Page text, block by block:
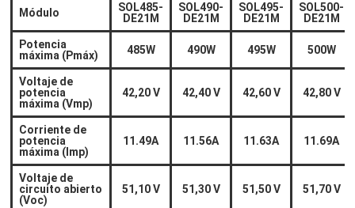
Módulo
SOL485-
DE21M
SOL490-
DE21M
SOL495-
DE21M
SOL500-
DE21M
Potencia
máxima (Pmáx)
485W 490W 495W 500W
Voltaje de
potencia
máxima (Vmp)
42,20 V 42,40 V 42,60 V 42,80 V
Corriente de
potencia
máxima (Imp)
11.49A 11.56A 11.63A 11.69A
Voltaje de
circuito abierto
(Voc)
51,10 V 51,30 V 51,50 V 51,70 V